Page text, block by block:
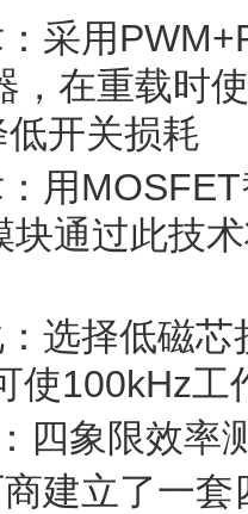
采用
，在重载时
开关损耗
用
块通过此技
选择低磁
使100kHz
四象限效率
建立了一